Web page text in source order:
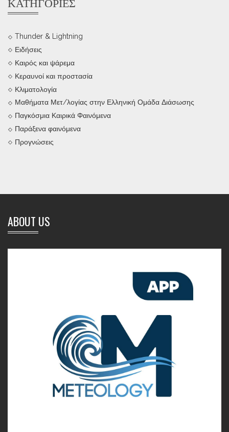
Thunder & Lightning
Ειδήσεις
Καιρός και ψάρεμα
Κεραυνοί και προστασία
Κλιματολογία
Μαθήματα Μετ/λογίας στην Ελληνική Ομάδα Διάσωσης
Παγκόσμια Καιρικά Φαινόμενα
Παράξενα φαινόμενα
Προγνώσεις
ABOUT US